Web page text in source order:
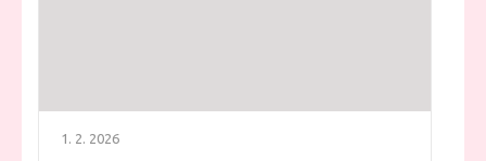
1. 2. 2026